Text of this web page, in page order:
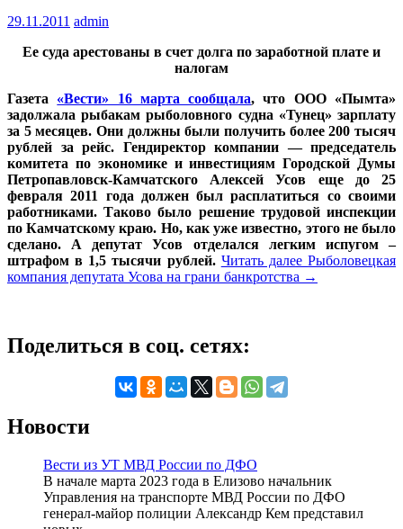
29.11.2011 admin
Ее суда арестованы в счет долга по заработной плате и
налогам
Газета «Вести» 16 марта сообщала, что ООО «Пымта»
задолжала рыбакам рыболовного судна «Тунец» зарплату
за 5 месяцев. Они должны были получить более 200 тысяч
рублей за рейс. Гендиректор компании — председатель
комитета по экономике и инвестициям Городской Думы
Петропавловск-Камчатского Алексей Усов еще до 25
февраля 2011 года должен был расплатиться со своими
работниками. Таково было решение трудовой инспекции
по Камчатскому краю. Но, как уже известно, этого не было
сделано. А депутат Усов отделался легким испугом –
штрафом в 1,5 тысячи рублей. Читать далееРыболовецкая
компания депутата Усова на грани банкротства →
Поделиться в соц. сетях:
Новости
Вести из УТ МВД России по ДФО
В начале марта 2023 года в Елизово начальник
Управления на транспорте МВД России по ДФО
генерал-майор полиции Александр Кем представил